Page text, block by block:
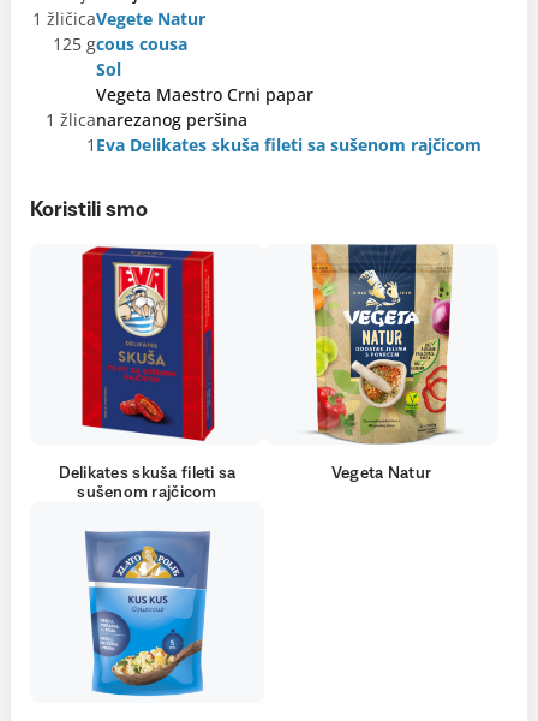
1 žličicaVegete Natur
125 gcous cousa
Sol
Vegeta Maestro Crni papar
1 žlicanarezanog peršina
1 Eva Delikates skuša fileti sa sušenom rajčicom
Koristili smo
Delikates skuša fileti sa
sušenom rajčicom
Vegeta Natur